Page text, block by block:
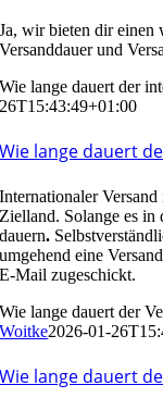
Ja, wir bieten dir einen
Versanddauer und
Wie lange dauert der
26T15:43:49+01:00
Wie lange dauert
Internationaler
Zielland. Solange es in
dauern.
umgehend eine
E-Mail zugeschickt.
Wie lange dauert der
Woitke2026-01-
Wie lange dauert